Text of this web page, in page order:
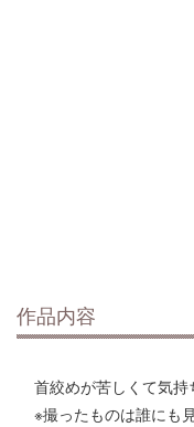
作品内容
首絞めが苦しくて気
※撮ったものは誰にも